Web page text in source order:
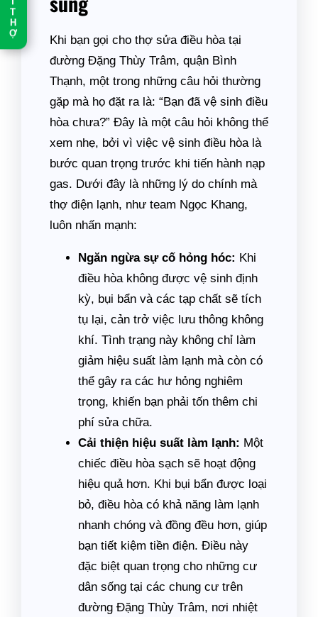
T
H
Ợ
Khi bạn gọi cho thợ sửa điều hòa tại
đường Đặng Thùy Trâm, quận Bình
Thạnh, một trong những câu hỏi thường
gặp mà họ đặt ra là: “Bạn đã vệ sinh điều
hòa chưa?” Đây là một câu hỏi không thể
xem nhẹ, bởi vì việc vệ sinh điều hòa là
bước quan trọng trước khi tiến hành nạp
gas. Dưới đây là những lý do chính mà
thợ điện lạnh, như team Ngọc Khang,
luôn nhấn mạnh:
Ngăn ngừa sự cố hỏng hóc: Khi
điều hòa không được vệ sinh định
kỳ, bụi bẩn và các tạp chất sẽ tích
tụ lại, cản trở việc lưu thông không
khí. Tình trạng này không chỉ làm
giảm hiệu suất làm lạnh mà còn có
thể gây ra các hư hỏng nghiêm
trọng, khiến bạn phải tốn thêm chi
phí sửa chữa.
Cải thiện hiệu suất làm lạnh: Một
chiếc điều hòa sạch sẽ hoạt động
hiệu quả hơn. Khi bụi bẩn được loại
bỏ, điều hòa có khả năng làm lạnh
nhanh chóng và đồng đều hơn, giúp
bạn tiết kiệm tiền điện. Điều này
đặc biệt quan trọng cho những cư
dân sống tại các chung cư trên
đường Đặng Thùy Trâm, nơi nhiệt